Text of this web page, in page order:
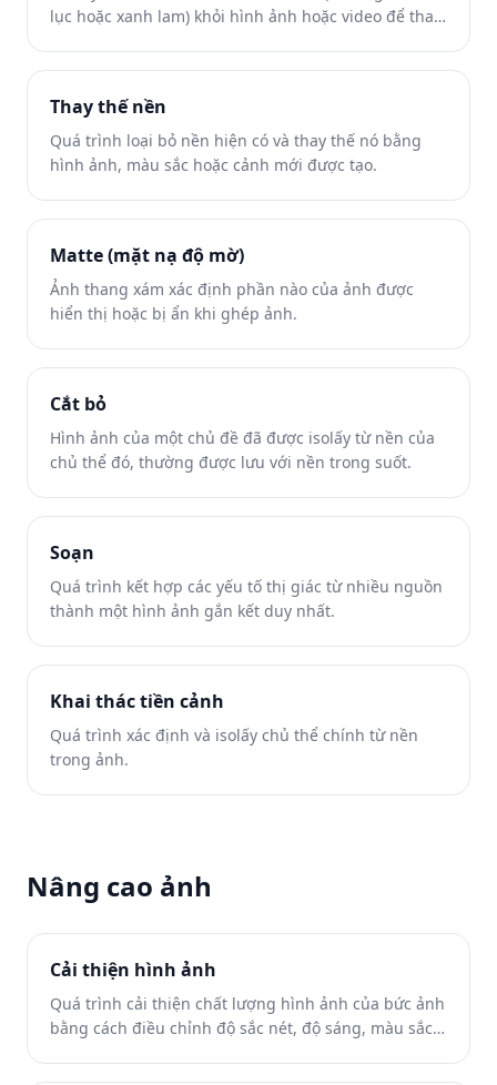
lục hoặc xanh lam) khỏi hình ảnh hoặc video để thay
Thay thế nền
Quá trình loại bỏ nền hiện có và thay thế nó bằng
hình ảnh, màu sắc hoặc cảnh mới được tạo.
Matte (mặt nạ độ mờ)
Ảnh thang xám xác định phần nào của ảnh được
hiển thị hoặc bị ẩn khi ghép ảnh.
Cắt bỏ
Hình ảnh của một chủ đề đã được isolấy từ nền của
chủ thể đó, thường được lưu với nền trong suốt.
Soạn
Quá trình kết hợp các yếu tố thị giác từ nhiều nguồn
thành một hình ảnh gắn kết duy nhất.
Khai thác tiền cảnh
Quá trình xác định và isolấy chủ thể chính từ nền
trong ảnh.
Nâng cao ảnh
Cải thiện hình ảnh
Quá trình cải thiện chất lượng hình ảnh của bức ảnh
bằng cách điều chỉnh độ sắc nét, độ sáng, màu sắc